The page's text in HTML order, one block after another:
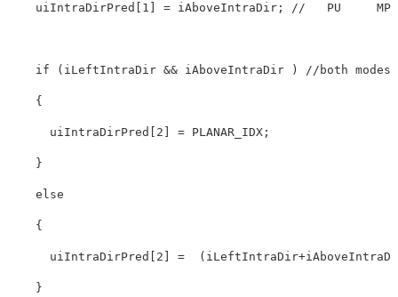
    uiIntraDirPred[
1 ] = iAboveIntraDir; //   PU
if (iLeftIntraDir && iAboveIntraDir ) //both
    {
      uiIntraDirPred[
2 ] = PLANAR_IDX;
    }
else
    {
      uiIntraDirPred[
2 ] =
    }